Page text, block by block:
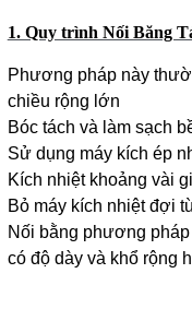
1. Quy trình Nối Băng
Phương pháp này
chiều rộng lớn
Bóc tách và làm sạch
Sử dụng máy kích ép
Kích nhiệt khoảng vài
Bỏ máy kích nhiệt đợi
Nối bằng phương
có độ dày và khổ rộng